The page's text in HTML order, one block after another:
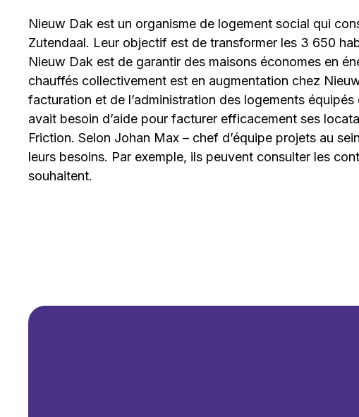
Nieuw Dak est un organisme de logement social qui
Zutendaal. Leur objectif est de transformer les 3 650
Nieuw Dak est de garantir des maisons économes en
chauffés collectivement est en augmentation chez
facturation et de l’administration des logements
avait besoin d’aide pour facturer efficacement ses
Friction. Selon Johan Max – chef d’équipe projets au
leurs besoins. Par exemple, ils peuvent consulter les
souhaitent.